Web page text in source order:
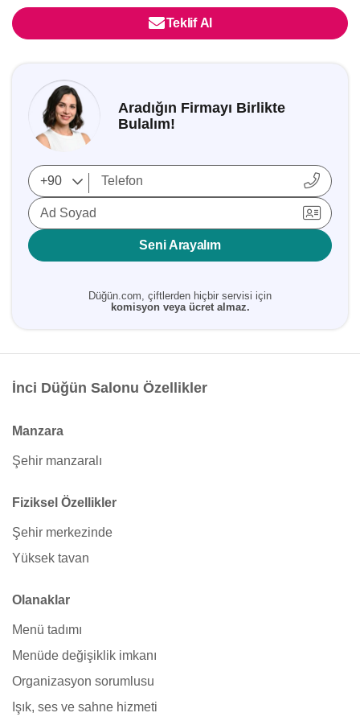
Teklif Al
Aradığın Firmayı Birlikte
Bulalım!
Ad Soyad
Seni Arayalım
Düğün.com, çiftlerden hiçbir servisi için
komisyon veya ücret almaz.
İnci Düğün Salonu Özellikler
Manzara
Şehir manzaralı
Fiziksel Özellikler
Şehir merkezinde
Yüksek tavan
Olanaklar
Menü tadımı
Menüde değişiklik imkanı
Organizasyon sorumlusu
Işık, ses ve sahne hizmeti